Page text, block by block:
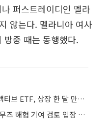
퍼스트레이디인 멜라
않는다. 멜라니아 여사
중 때는 동행했다.
한투운용 "ACE 미국우주테크액티브 ETF, 상장 한 달 만에 순자산 2000억원 돌파"
안규백 국방장관 “미국에 호르무즈 해협 기여 검토 입장 전달”